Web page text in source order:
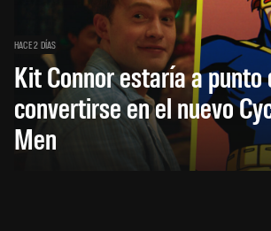
HACE 2 DÍAS
Kit Connor estaría a punto
convertirse en el nuevo
Men